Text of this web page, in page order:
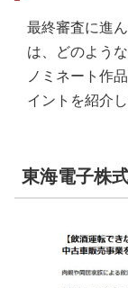
最終審査に進
は、どのよう
ノミネート作
イントを紹介
東海電子株